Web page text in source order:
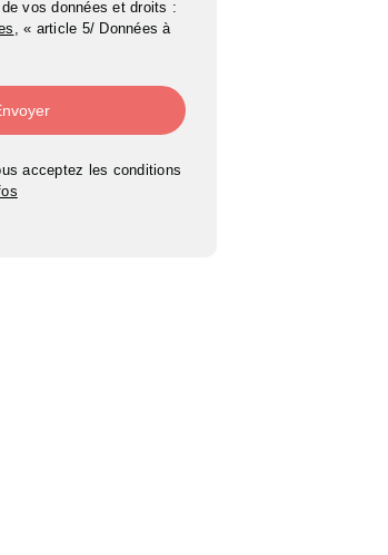
vos données et droits :
, « article 5/ Données à
acceptez les conditions